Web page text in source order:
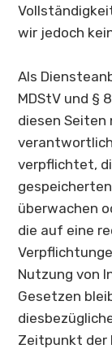
wir jedoch
Als
MDStV und §
diesen Seiten
verpflichtet,
überwachen
die auf eine
Nutzung von
Gesetzen
Zeitpunkt der